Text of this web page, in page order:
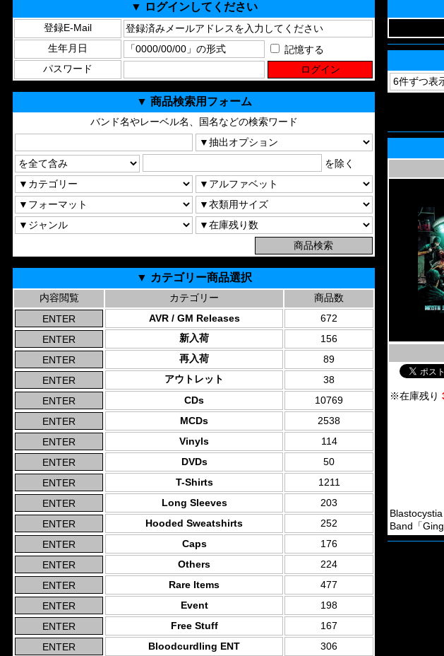
▼ ログインしてください
登録E-Mail
生年月日
記憶する
パスワード
▼ 商品検索用フォーム
バンド名やレーベル名、国名などの検索ワード
を除く
▼ カテゴリー商品選択
内容閲覧 カテゴリー
商品数
AVR / GM Releases
672
新入荷
156
再入荷
89
アウトレット
38
CDs
10769
MCDs
2538
Vinyls
114
DVDs
50
T-Shirts
1211
Long Sleeves
203
Hooded Sweatshirts
252
Caps
176
Others
224
Rare Items
477
Event
198
Free Stuff
167
Bloodcurdling ENT
306
※在庫残り
Band「